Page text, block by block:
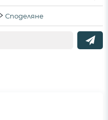
Споделяне